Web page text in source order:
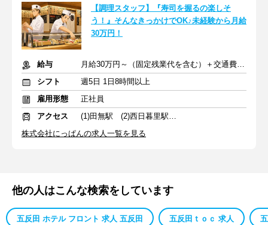
【調理スタッフ】『寿司を握るの楽しそ
う！』そんなきっかけでOK♪未経験から月給
30万円！
給与
月給30万円～（固定残業代を含む）＋交通費全額支給
シフト
週5日 1日8時間以上
雇用形態
正社員
アクセス
(1)田無駅 (2)西日暮里駅 (3)五反田駅
株式会社にっぱんの求人一覧を見る
他の人はこんな検索をしています
五反田 ホテル フロント 求人 五反田 五反田ｔｏｃ 求人